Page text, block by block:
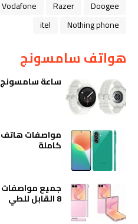
Doogee
Razer
Vodafone
Nothing phone
itel
هواتف سامسونج
ساعة سامسونج Galaxy Watch 9 الذكية
كاملة
8 القابل للطي